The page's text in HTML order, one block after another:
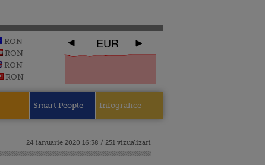
RON
RON
RON
RON
EUR
Smart People Infografice
24 ianuarie 2020 16:38 / 251 vizualizari